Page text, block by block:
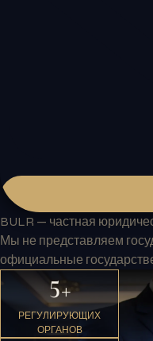
BULR — частная
Мы не представляем
официальные
5+
РЕГУЛИРУЮЩИХ
ОРГАНОВ